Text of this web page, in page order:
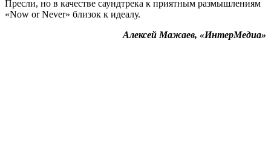
Пресли, но в качестве саундтрека к приятным размышлениям
«Now or Never» близок к идеалу.
Алексей Мажаев, «ИнтерМедиа»